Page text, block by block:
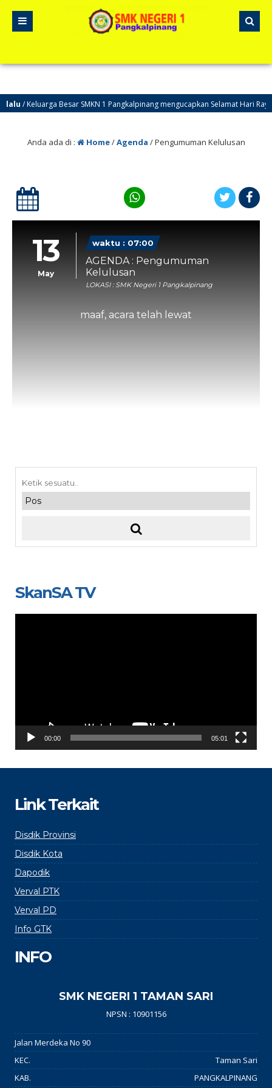
/ Keluarga Besar SMKN 1 Pangkalpinang mengucapkan Selamat Hari Raya
Anda ada di : Home/Agenda /Pengumuman Kelulusan
13
May
waktu : 07:00
AGENDA : Pengumuman
Kelulusan
LOKASI : SMK Negeri 1 Pangkalpinang
maaf, acara telah lewat
SkanSA TV
00:00 05:01
Link Terkait
Disdik Provinsi
Disdik Kota
Dapodik
Verval PTK
Verval PD
Info GTK
INFO
SMK NEGERI 1 TAMAN SARI
NPSN : 10901156
Jalan Merdeka No 90
KEC.
Taman Sari
KAB.
PANGKALPINANG